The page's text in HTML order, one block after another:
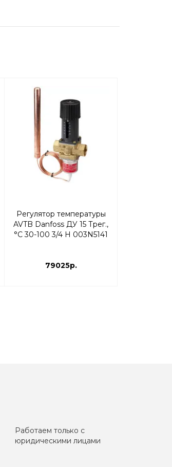
Регулятор температуры
AVTB Danfoss ДУ 15 Трег.,
°С 30-100 3/4 Н 003N5141
79025р.
Работаем только с
юридическими лицами